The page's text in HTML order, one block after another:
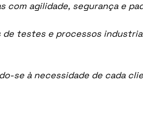
agilidade, segurança e
testes e processos
se à necessidade de cada